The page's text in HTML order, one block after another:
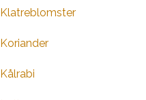
Klatreblomster
Koriander
Kålrabi